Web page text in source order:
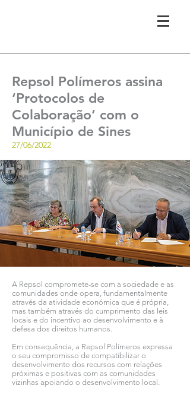
Repsol Polímeros assina
‘Protocolos de
Colaboração’ com o
Município de Sines
27/06/2022
A Repsol compromete-se com a sociedade e as
comunidades onde opera, fundamentalmente
através da atividade económica que é própria,
mas também através do cumprimento das leis
locais e do incentivo ao desenvolvimento e à
defesa dos direitos humanos.
Em consequência, a Repsol Polímeros expressa
o seu compromisso de compatibilizar o
desenvolvimento dos recursos com relações
próximas e positivas com as comunidades
vizinhas apoiando o desenvolvimento local.